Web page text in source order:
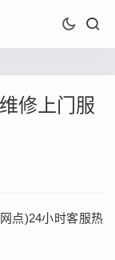
修上门服
点)24小时客服热